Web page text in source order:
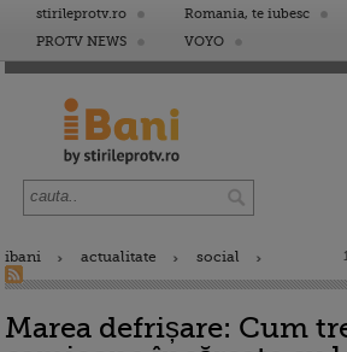
stirileprotv.ro Romania, te iubesc
PROTV NEWS
VOYO
ibani actualitate social
Marea defrișare: Cum